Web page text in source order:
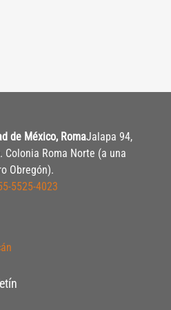
de México, RomaJalapa 94,
Colonia Roma Norte (a una
Obregón).
5525-4023